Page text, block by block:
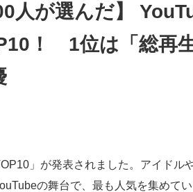
IT製品の技術・比較
人が選んだ】
！ 1位は「総再生
」が発表されました。アイドル
の舞台で、最も人気を集めて